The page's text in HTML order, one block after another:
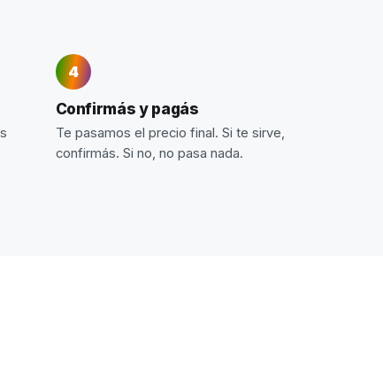
Confirmás y pagás
Te pasamos el precio final. Si te sirve,
confirmás. Si no, no pasa nada.